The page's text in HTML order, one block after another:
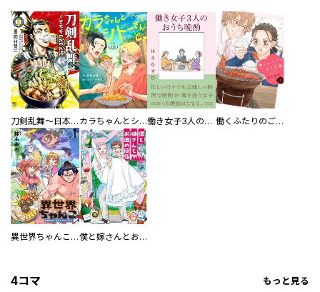
刀剣乱舞～日本号つれづれ酒～ カラちゃんとシトーさんと、 【分冊版】 働き女子3人のおうち晩酌 働くふたりのごほうび飯
異世界ちゃんこ～横綱目前に召喚されたんだが～ 【連載版】 僕と嫁さんとお酒の関係
4コマ もっと見る